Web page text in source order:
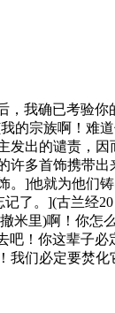
，我确已考验
的宗族啊！难
发出的谴责，
许多首饰携带
。]他就为他们
了。](古兰经20
米里)啊！你怎
吧！你这辈子
我们必定要焚